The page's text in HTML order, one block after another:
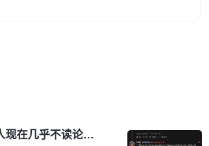
现在几乎不读论文